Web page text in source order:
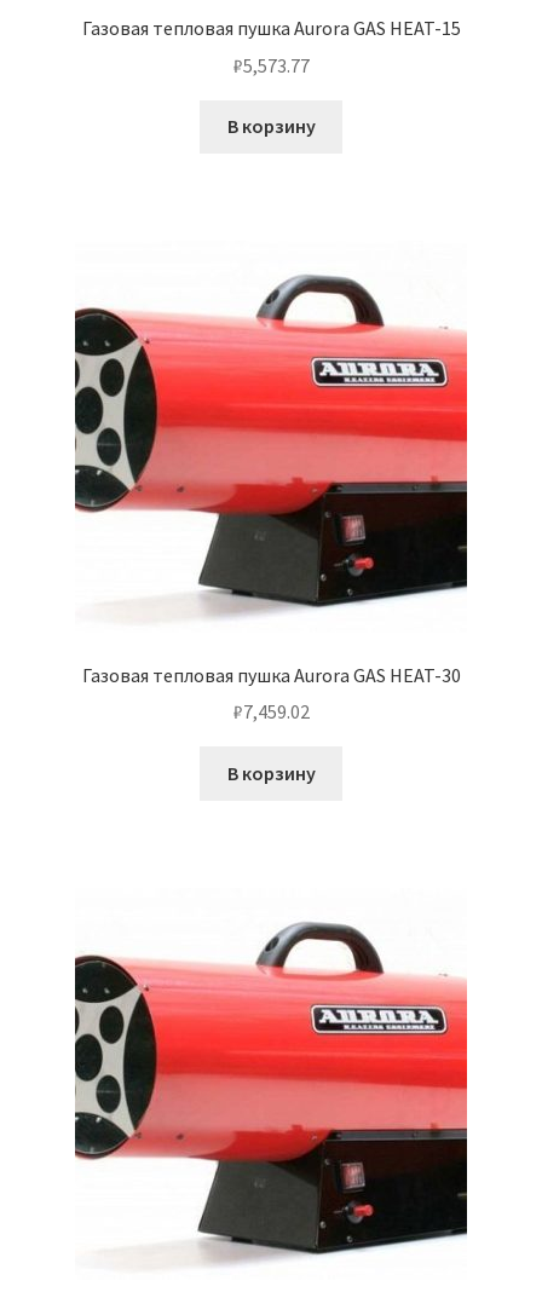
Газовая тепловая пушка Aurora GAS HEAT-15
₽5,573.77
В корзину
Газовая тепловая пушка Aurora GAS HEAT-30
₽7,459.02
В корзину